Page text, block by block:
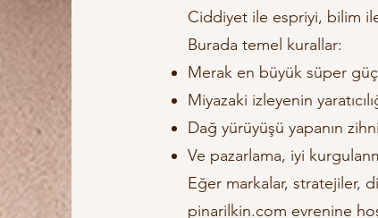
Ciddiyet ile espriyi, bilim
Burada temel kurallar:
Merak en büyük süper
Miyazaki izleyenin
Dağ yürüyüşü yapanın zihni
Ve pazarlama, iyi
Eğer markalar, stratejiler,
pinarilkin.com evrenine